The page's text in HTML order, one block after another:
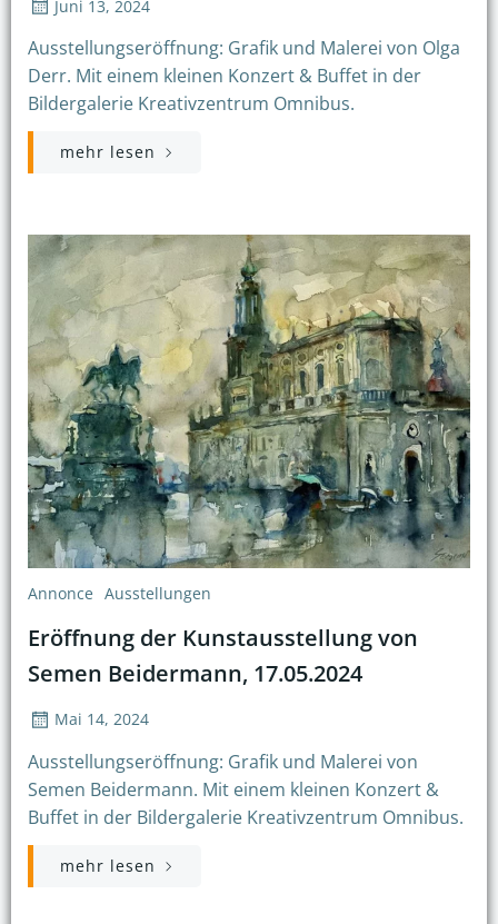
Juni 13, 2024
Ausstellungseröffnung: Grafik und Malerei von Olga
Derr. Mit einem kleinen Konzert & Buffet in der
Bildergalerie Kreativzentrum Omnibus.
mehr lesen
Annonce Ausstellungen
Eröffnung der Kunstausstellung von
Semen Beidermann, 17.05.2024
Mai 14, 2024
Ausstellungseröffnung: Grafik und Malerei von
Semen Beidermann. Mit einem kleinen Konzert &
Buffet in der Bildergalerie Kreativzentrum Omnibus.
mehr lesen